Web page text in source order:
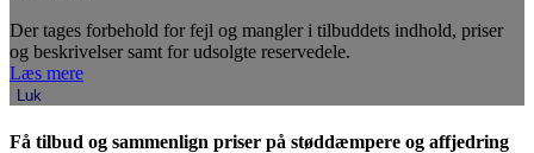
Der tages forbehold for fejl og mangler i tilbuddets indhold, priser
og beskrivelser samt for udsolgte reservedele.
Læs mere
Luk
Få tilbud og sammenlign priser på støddæmpere og affjedring